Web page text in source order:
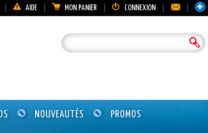
AIDE MON PANIER CONNEXION
NOUVEAUTÉS
PROMOS